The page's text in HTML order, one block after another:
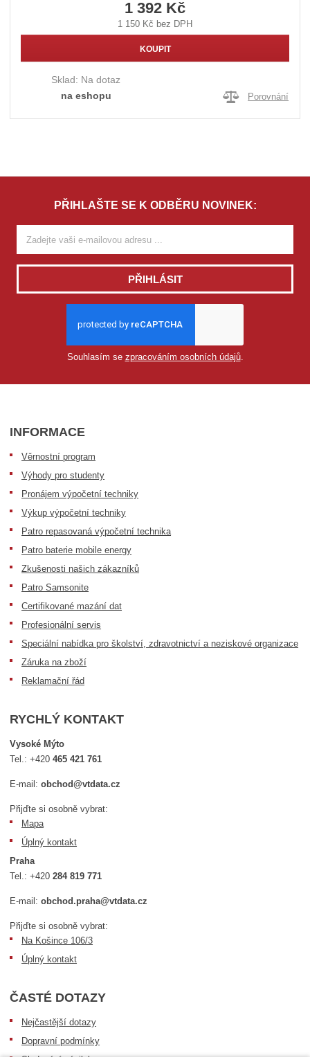
1 392 Kč
1 150 Kč bez DPH
KOUPIT
Sklad: Na dotaz
na eshopu
Porovnání
PŘIHLAŠTE SE K ODBĚRU NOVINEK:
PŘIHLÁSIT
Souhlasím se zpracováním osobních údajů.
INFORMACE
Věrnostní program
Výhody pro studenty
Pronájem výpočetní techniky
Výkup výpočetní techniky
Patro repasovaná výpočetní technika
Patro baterie mobile energy
Zkušenosti našich zákazníků
Patro Samsonite
Certifikované mazání dat
Profesionální servis
Speciální nabídka pro školství, zdravotnictví a neziskové organizace
Záruka na zboží
Reklamační řád
RYCHLÝ KONTAKT
Vysoké Mýto
Tel.:+420465 421 761
E-mail:obchod@vtdata.cz
Přijďte si osobně vybrat:
Mapa
Úplný kontakt
Praha
Tel.:+420284 819 771
E-mail:obchod.praha@vtdata.cz
Přijďte si osobně vybrat:
Na Košince 106/3
Úplný kontakt
ČASTÉ DOTAZY
Nejčastější dotazy
Dopravní podmínky
Sledování zásilek